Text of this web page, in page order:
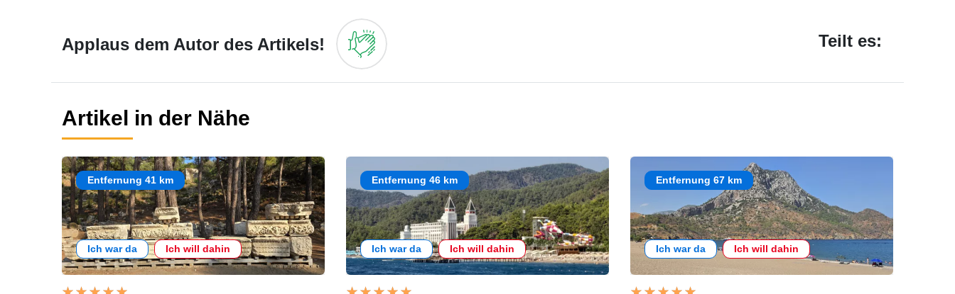
Applaus dem Autor des Artikels! Teilt es:
Artikel in der Nähe
Entfernung 41 km
Ich war da Ich will dahin
Entfernung 46 km
Ich war da Ich will dahin
Entfernung 67 km
Ich war da Ich will dahin